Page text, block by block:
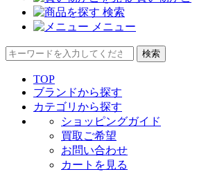
検索
メニュー
検索
TOP
ブランドから探す
カテゴリから探す
ショッピングガイド
買取ご希望
お問い合わせ
カートを見る